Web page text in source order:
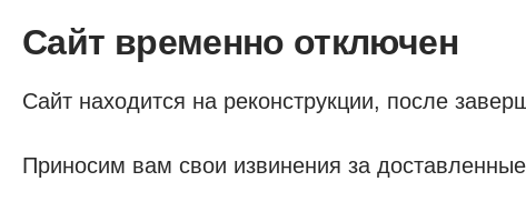
Сайт временно отключен
Сайт находится на реконструкции, после
Приносим вам свои извинения за